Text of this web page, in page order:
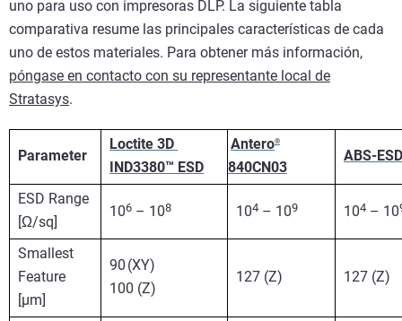
uno para uso con impresoras DLP. La siguiente tabla
comparativa resume las principales características de cada
uno de estos materiales. Para obtener más información,
póngase en contacto con su representante local de
Stratasys.
Parameter
Loctite 3D
IND3380™ ESD
Antero®
840CN03
ABS-
ESD Range
[Ω/sq]
106 – 108 104 – 109 104 – 10
Smallest
Feature
[µm]
90 (XY)
100 (Z)
127 (Z) 127 (Z)